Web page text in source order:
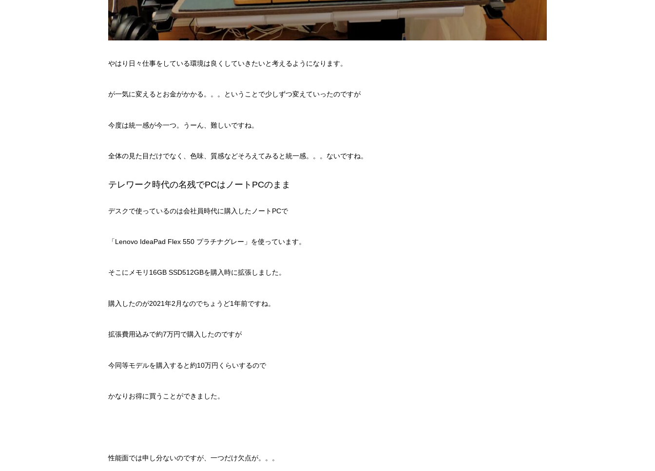
やはり日々仕事をしている環境は良くしていきたいと考えるようになります。
が一気に変えるとお金がかかる。。。ということで少しずつ変えていったのですが
今度は統一感が今一つ。うーん、難しいですね。
全体の見た目だけでなく、色味、質感などそろえてみると統一感。。。ないですね。
テレワーク時代の名残でPCはノートPCのまま
デスクで使っているのは会社員時代に購入したノートPCで
「Lenovo IdeaPad Flex 550 プラチナグレー」を使っています。
そこにメモリ16GB SSD512GBを購入時に拡張しました。
購入したのが2021年2月なのでちょうど1年前ですね。
拡張費用込みで約7万円で購入したのですが
今同等モデルを購入すると約10万円くらいするので
かなりお得に買うことができました。
性能面では申し分ないのですが、一つだけ欠点が。。。